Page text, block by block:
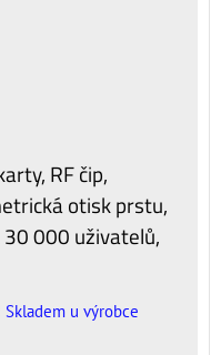
RF čip,
otisk prstu,
000 uživatelů,
Skladem u výrobce